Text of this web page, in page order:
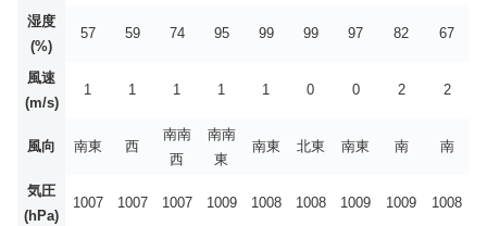
湿度
(%)
57 59 74 95 99 99 97 82 67
風速
(m/s)
1 1 1 1 1 0 0 2 2
風向 南東 西
南南
西
南南
東
南東 北東 南東 南 南
気圧
(hPa)
1007 1007 1007 1009 1008 1008 1009 1009 1008